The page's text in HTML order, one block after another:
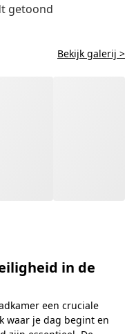
getoond
Bekijk galerij >
op!